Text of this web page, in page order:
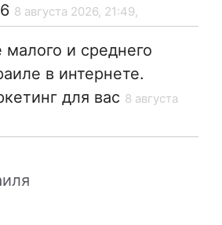
8 августа 2026, 21:49,
и среднего
в интернете.
для вас 8 августа